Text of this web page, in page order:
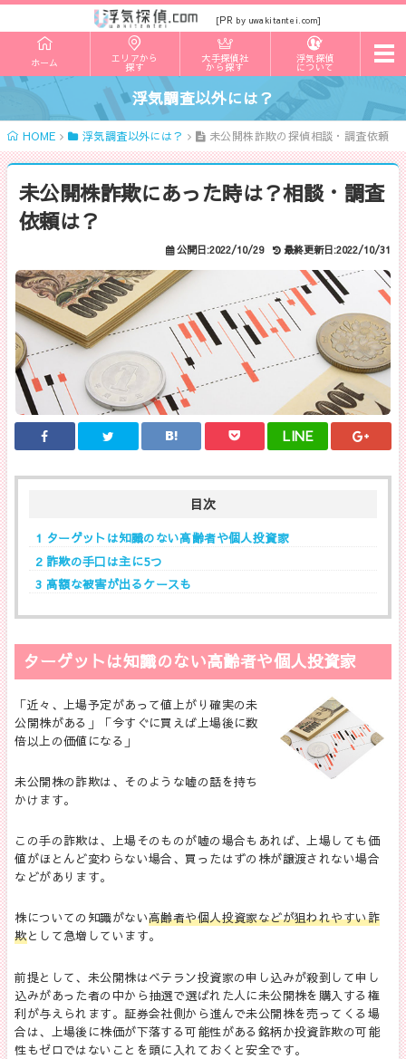
[PR by uwakitantei.com]
ホーム エリアから
探す
大手探偵社
から探す
浮気探偵
について
t
o
g
l
e
n
a
v
g
o
浮気調査以外には？
HOME 浮気調査以外には？ 未公開株詐欺の探偵相談・調査依頼
未公開株詐欺にあった時は？相談・調査
依頼は？
公開日:2022/10/29 最終更新日:2022/10/31
LINE
目次
1 ターゲットは知識のない高齢者や個人投資家
2詐欺の手口は主に5つ
3 高額な被害が出るケースも
ターゲットは知識のない高齢者や個人投資家
「近々、上場予定があって値上がり確実の未
公開株がある」「今すぐに買えば上場後に数
倍以上の価値になる」
未公開株の詐欺は、そのような嘘の話を持ち
かけます。
この手の詐欺は、上場そのものが嘘の場合もあれば、上場しても価
値がほとんど変わらない場合、買ったはずの株が譲渡されない場合
などがあります。
株についての知識がない高齢者や個人投資家などが狙われやすい詐
欺として急増しています。
前提として、未公開株はベテラン投資家の申し込みが殺到して申し
込みがあった者の中から抽選で選ばれた人に未公開株を購入する権
利が与えられます。証券会社側から進んで未公開株を売ってくる場
合は、上場後に株価が下落する可能性がある銘柄か投資詐欺の可能
性もゼロではないことを頭に入れておくと安全です。